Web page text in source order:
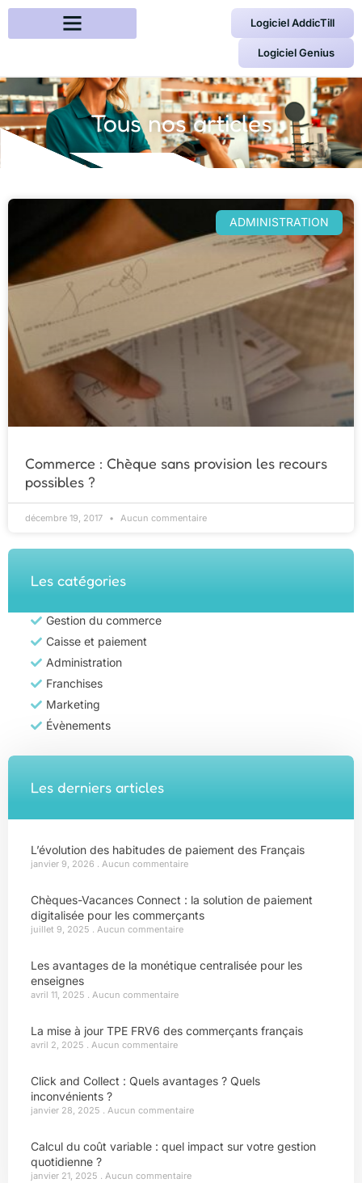
Logiciel AddicTill
Logiciel Genius
Tous nos articles
ADMINISTRATION
Commerce : Chèque sans provision les recours
possibles ?
décembre 19, 2017 Aucun commentaire
Les catégories
Gestion du commerce
Caisse et paiement
Administration
Franchises
Marketing
Évènements
Les derniers articles
L’évolution des habitudes de paiement des Français
janvier 9, 2026 Aucun commentaire
Chèques-Vacances Connect : la solution de paiement
digitalisée pour les commerçants
juillet 9, 2025 Aucun commentaire
Les avantages de la monétique centralisée pour les
enseignes
avril 11, 2025 Aucun commentaire
La mise à jour TPE FRV6 des commerçants français
avril 2, 2025 Aucun commentaire
Click and Collect : Quels avantages ? Quels
inconvénients ?
janvier 28, 2025 Aucun commentaire
Calcul du coût variable : quel impact sur votre gestion
quotidienne ?
janvier 21, 2025 Aucun commentaire